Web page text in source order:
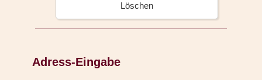
Löschen
Adress-Eingabe